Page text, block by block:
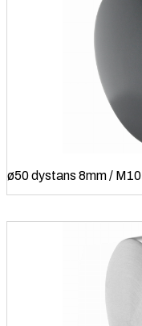
ø50 dystans 8mm / M10